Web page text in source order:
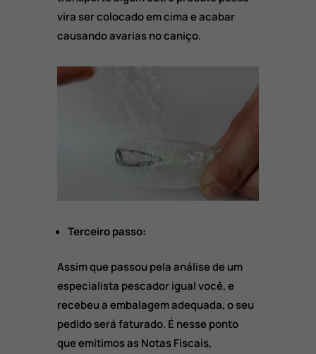
vira ser colocado em cima e acabar
causando avarias no caniço.
Terceiro passo:
Assim que passou pela análise de um
especialista pescador igual você, e
recebeu a embalagem adequada, o seu
pedido será faturado. É nesse ponto
que emitimos as Notas Fiscais,